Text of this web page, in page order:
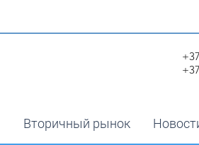
Вторичный рынок